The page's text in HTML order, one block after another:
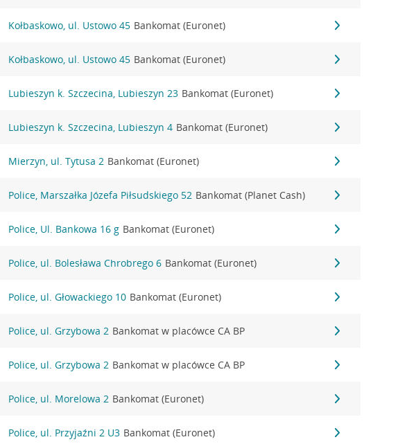
Kołbaskowo, ul. Ustowo 45 Bankomat (Euronet)
Kołbaskowo, ul. Ustowo 45 Bankomat (Euronet)
Lubieszyn k. Szczecina, Lubieszyn 23 Bankomat (Euronet)
Lubieszyn k. Szczecina, Lubieszyn 4 Bankomat (Euronet)
Mierzyn, ul. Tytusa 2 Bankomat (Euronet)
Police, Marszałka Józefa Piłsudskiego 52 Bankomat (Planet Cash)
Police, Ul. Bankowa 16 g Bankomat (Euronet)
Police, ul. Bolesława Chrobrego 6 Bankomat (Euronet)
Police, ul. Głowackiego 10 Bankomat (Euronet)
Police, ul. Grzybowa 2 Bankomat w placówce CA BP
Police, ul. Grzybowa 2 Bankomat w placówce CA BP
Police, ul. Morelowa 2 Bankomat (Euronet)
Police, ul. Przyjaźni 2 U3 Bankomat (Euronet)